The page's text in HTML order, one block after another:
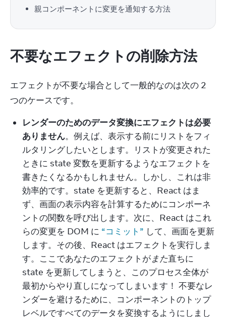
親コンポーネントに変更を通知する方法
不要なエフェクトの削除方法
エフェクトが不要な場合として一般的なのは次の 2
つのケースです。
レンダーのためのデータ変換にエフェクトは必要
ありません。例えば、表示する前にリストをフィ
ルタリングしたいとします。リストが変更された
ときに state 変数を更新するようなエフェクトを
書きたくなるかもしれません。しかし、これは非
効率的です。state を更新すると、React はま
ず、画面の表示内容を計算するためにコンポーネ
ントの関数を呼び出します。次に、React はこれ
らの変更を DOM に “コミット” して、画面を更新
します。その後、React はエフェクトを実行しま
す。ここであなたのエフェクトがまた直ちに
state を更新してしまうと、このプロセス全体が
最初からやり直しになってしまいます！ 不要なレ
ンダーを避けるために、コンポーネントのトップ
レベルですべてのデータを変換するようにしまし